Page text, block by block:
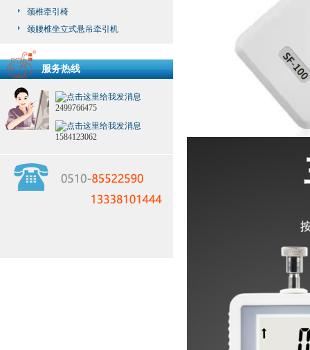
颈椎牵引椅
颈腰椎坐立式悬吊牵引机
服务热线
2499766475
1584123062